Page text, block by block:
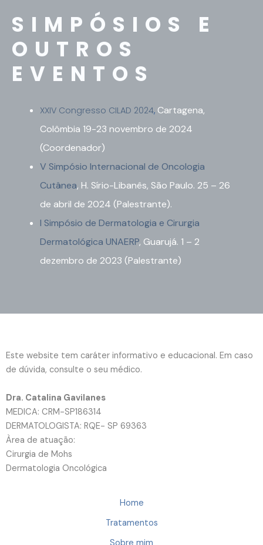
SIMPÓSIOS E
OUTROS
EVENTOS
XXIV Congresso CILAD 2024, Cartagena,
Colômbia 19-23 novembro de 2024
(Coordenador)
V Simpósio Internacional de Oncologia
Cutânea, H. Sírio-Libanês, São Paulo. 25 – 26
de abril de 2024 (Palestrante).
I Simpósio de Dermatologia e Cirurgia
Dermatológica UNAERP, Guarujá. 1 – 2
dezembro de 2023 (Palestrante)
Este website tem caráter informativo e educacional. Em caso
de dúvida, consulte o seu médico.
Dra. Catalina Gavilanes
MEDICA: CRM-SP186314
DERMATOLOGISTA: RQE- SP 69363
Àrea de atuação:
Cirurgia de Mohs
Dermatologia Oncológica
Home
Tratamentos